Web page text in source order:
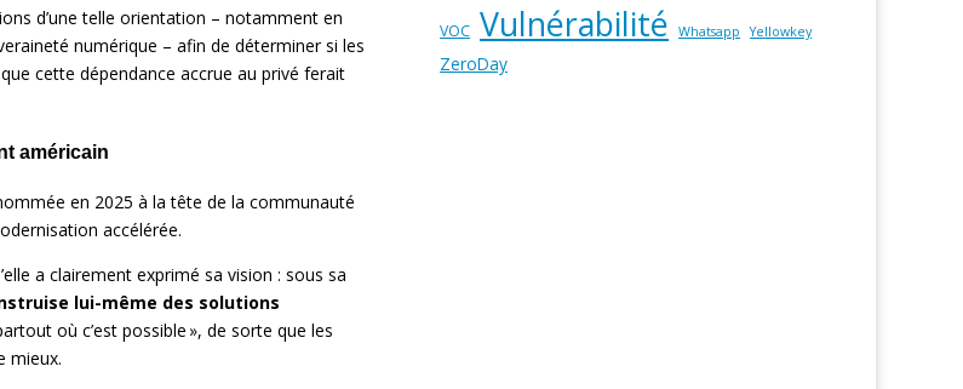
d’une telle orientation – notamment en
numérique – afin de déterminer si les
que cette dépendance accrue au privé ferait
américain
en 2025 à la tête de la communauté
accélérée.
a clairement exprimé sa vision : sous sa
lui-même des solutions
où c’est possible », de sorte que les
mieux.
VOC Vulnérabilité Whatsapp Yellowkey
ZeroDay